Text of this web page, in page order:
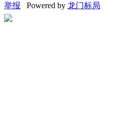
举报 Powered by 龙门标局